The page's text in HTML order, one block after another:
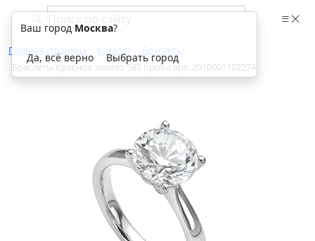
Главная страница Каталог
Браслеты
Браслеты Красное золото 585 проба арт. 2010001102274
Ваш город Москва?
Да, всё верно Выбрать город